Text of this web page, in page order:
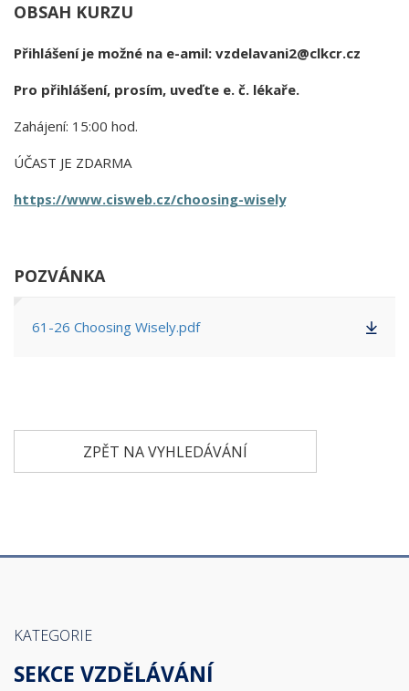
OBSAH KURZU
Přihlášení je možné na e-amil: vzdelavani2@clkcr.cz
Pro přihlášení, prosím, uveďte e. č. lékaře.
Zahájení: 15:00 hod.
ÚČAST JE ZDARMA
https://www.cisweb.cz/choosing-wisely
POZVÁNKA
61-26 Choosing Wisely.pdf
ZPĚT NA VYHLEDÁVÁNÍ
KATEGORIE
SEKCE VZDĚLÁVÁNÍ